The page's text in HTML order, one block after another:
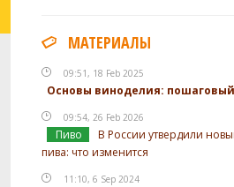
МАТЕРИАЛЫ
09:51, 18 Feb 2025
Основы виноделия:
09:54, 26 Feb 2026
Пиво
В России утвердили
пива: что изменится
11:10, 6 Sep 2024